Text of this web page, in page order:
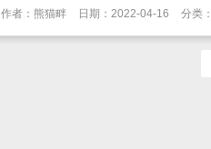
作者：熊猫畔 日期：2022-04-16 分类：